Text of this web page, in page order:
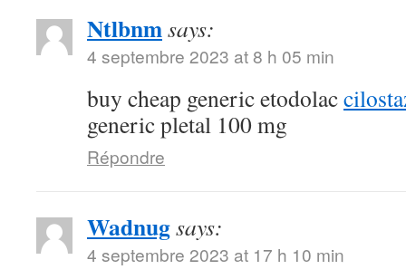
Ntlbnmsays:
4 septembre 2023 at 8 h 05 min
buy cheap generic etodolac
generic pletal 100 mg
Répondre
Wadnugsays:
4 septembre 2023 at 17 h 10 min